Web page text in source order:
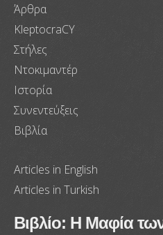
Άρθρα
KleptocraCY
Στήλες
Ντοκιμαντέρ
Ιστορία
Συνεντεύξεις
Βιβλία
Articles in English
Articles in Turkish
Βιβλίο: Η Μαφία